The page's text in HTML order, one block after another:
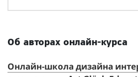
Об авторах онлайн-курса
Онлайн-школа дизайна